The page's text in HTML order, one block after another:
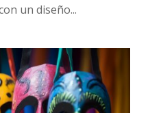
un diseño...